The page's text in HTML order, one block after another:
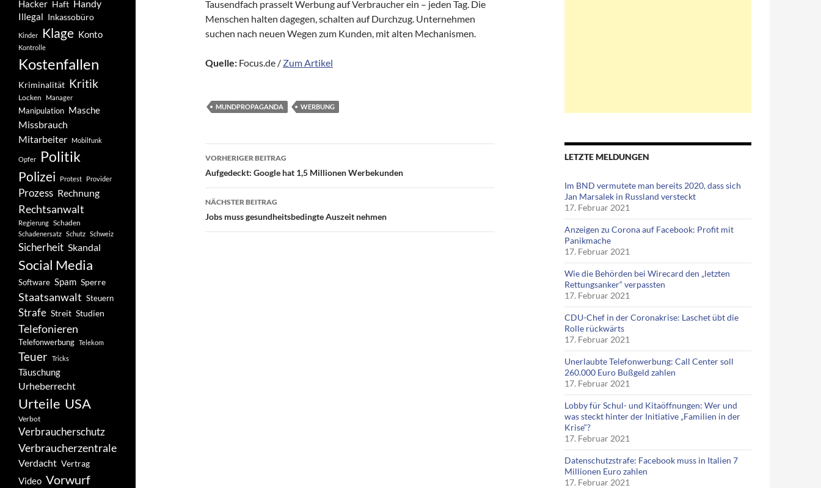
Tausendfach prasselt Werbung auf Verbraucher ein – jeden Tag. Die
Menschen halten dagegen, schalten auf Durchzug. Unternehmen
suchen nach neuen Wegen zum Kunden, mit alten Mechanismen.
Quelle: Focus.de / Zum Artikel
MUNDPROPAGANDA WERBUNG
Beitragsnavigation
VORHERIGER BEITRAG
Aufgedeckt: Google hat 1,5 Millionen Werbekunden
NÄCHSTER BEITRAG
Jobs muss gesundheitsbedingte Auszeit nehmen
LETZTE MELDUNGEN
Im BND vermutete man bereits 2020, dass sich
Jan Marsalek in Russland versteckt
17. Februar 2021
Anzeigen zu Corona auf Facebook: Profit mit
Panikmache
17. Februar 2021
Wie die Behörden bei Wirecard den „letzten
Rettungsanker“ verpassten
17. Februar 2021
CDU-Chef in der Coronakrise: Laschet übt die
Rolle rückwärts
17. Februar 2021
Unerlaubte Telefonwerbung: Call Center soll
260.000 Euro Bußgeld zahlen
17. Februar 2021
Lobby für Schul- und Kitaöffnungen: Wer und
was steckt hinter der Initiative „Familien in der
Krise“?
17. Februar 2021
Datenschutzstrafe: Facebook muss in Italien 7
Millionen Euro zahlen
17. Februar 2021
Hacker Haft Handy
Illegal Inkassobüro
Kinder Klage Konto
Kontrolle
Kostenfallen
Kriminalität Kritik
Locken Manager
Manipulation Masche
Missbrauch
Mitarbeiter
Mobilfunk
Opfer Politik
Polizei Protest Provider
Prozess Rechnung
Rechtsanwalt
Regierung Schaden
Schadenersatz Schutz Schweiz
Sicherheit Skandal
Social Media
Software Spam Sperre
Staatsanwalt Steuern
Strafe Streit Studien
Telefonieren
Telefonwerbung Telekom
Teuer Tricks
Täuschung
Urheberrecht
Urteile USA
Verbot
Verbraucherschutz
Verbraucherzentrale
Verdacht Vertrag
Video Vorwurf